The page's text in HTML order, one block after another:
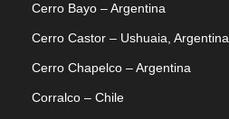
Cerro Bayo – Argentina
Cerro Castor – Ushuaia, Argentina
Cerro Chapelco – Argentina
Corralco – Chile